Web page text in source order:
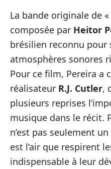
La bande originale de
composée par Heitor
brésilien reconnu pour
atmosphères sonores
Pour ce film, Pereira a
réalisateur R.J. Cutler,
plusieurs reprises
musique dans le récit.
n’est pas seulement
est l’air que respirent
indispensable à leur